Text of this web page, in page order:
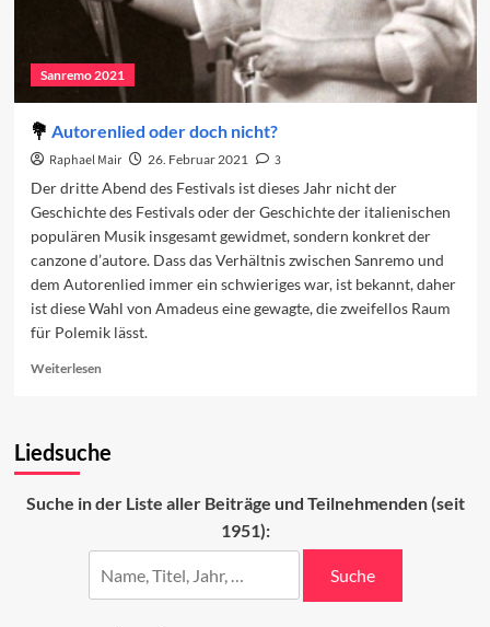
Sanremo 2021
Autorenlied oder doch nicht?
Raphael Mair 26. Februar 2021
3
Der dritte Abend des Festivals ist dieses Jahr nicht der
Geschichte des Festivals oder der Geschichte der italienischen
populären Musik insgesamt gewidmet, sondern konkret der
canzone d’autore. Dass das Verhältnis zwischen Sanremo und
dem Autorenlied immer ein schwieriges war, ist bekannt, daher
ist diese Wahl von Amadeus eine gewagte, die zweifellos Raum
für Polemik lässt.
WeiterlesenRead
oder
Liedsuche
Suche in der Liste aller Beiträge und Teilnehmenden (seit
1951):
Suche